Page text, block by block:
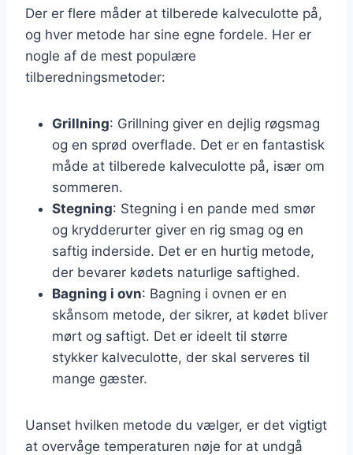
Der er flere måder at tilberede kalveculotte på,
og hver metode har sine egne fordele. Her er
nogle af de mest populære
tilberedningsmetoder:
Grillning: Grillning giver en dejlig røgsmag
og en sprød overflade. Det er en fantastisk
måde at tilberede kalveculotte på, især om
sommeren.
Stegning: Stegning i en pande med smør
og krydderurter giver en rig smag og en
saftig inderside. Det er en hurtig metode,
der bevarer kødets naturlige saftighed.
Bagning i ovn: Bagning i ovnen er en
skånsom metode, der sikrer, at kødet bliver
mørt og saftigt. Det er ideelt til større
stykker kalveculotte, der skal serveres til
mange gæster.
Uanset hvilken metode du vælger, er det vigtigt
at overvåge temperaturen nøje for at undgå